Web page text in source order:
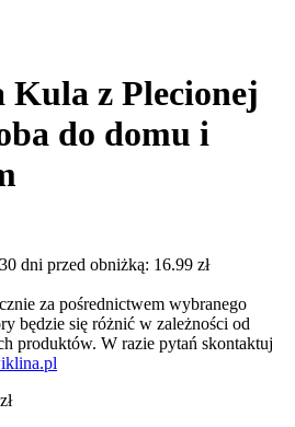
Kula z Plecionej
do domu i
dni przed obniżką: 16.99 zł
za pośrednictwem wybranego
będzie się różnić w zależności od
produktów. W razie pytań skontaktuj